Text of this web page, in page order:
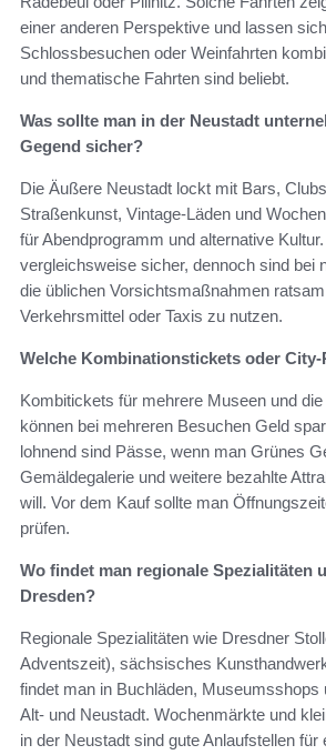
einer anderen Perspektive und lassen
Schlossbesuchen oder Weinfahrten
und thematische Fahrten sind beliebt.
Was sollte man in der Neustadt
Gegend sicher?
Die Äußere Neustadt lockt mit Bars,
Straßenkunst, Vintage-Läden und
für Abendprogramm und alternative
vergleichsweise sicher, dennoch sind bei
die üblichen Vorsichtsmaßnahmen
Verkehrsmittel oder Taxis zu nutzen.
Welche Kombinationstickets oder
Kombitickets für mehrere Museen und
können bei mehreren Besuchen Geld
lohnend sind Pässe, wenn man Grünes
Gemäldegalerie und weitere bezahlte
will. Vor dem Kauf sollte man
prüfen.
Wo findet man regionale Spezialitäten
Dresden?
Regionale Spezialitäten wie Dresdner
Adventszeit), sächsisches
findet man in Buchläden, Museumsshops
Alt- und Neustadt. Wochenmärkte und
in der Neustadt sind gute Anlaufstellen für